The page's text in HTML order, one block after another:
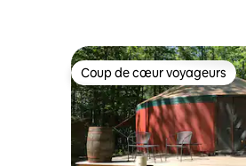
Coup de cœur voyageurs
Coup de cœur voyageurs